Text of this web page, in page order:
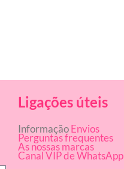
Ligações úteis
InformaçãoEnvios
Perguntas frequentes
As nossas marcas
Canal VIP de WhatsApp